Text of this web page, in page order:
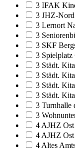
3 IFAK
3 JHZ-Nord
3 Lernort
3
3 SKF
3 Spielplatz
3 Städt.
3 Städt.
3 Städt.
3 Städt.
3 Turnhalle
3
4 AJHZ Ost
4 AJHZ
4 Altes